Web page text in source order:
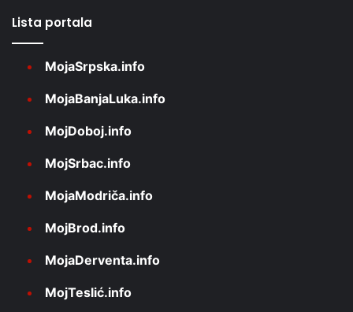
Lista portala
MojaSrpska.info
MojaBanjaLuka.info
MojDoboj.info
MojSrbac.info
MojaModriča.info
MojBrod.info
MojaDerventa.info
MojTeslić.info